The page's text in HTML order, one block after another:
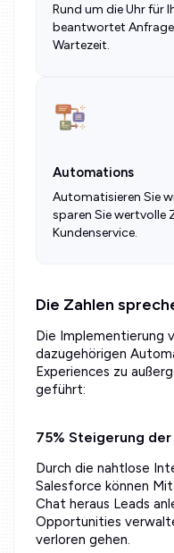
Rund um die Uhr für
beantwortet
Wartezeit.
Automations
Automatisieren Sie
sparen Sie wertvolle
Kundenservice.
Die Zahlen
Die Implementierung
dazugehörigen
Experiences zu
geführt:
75% Steigerung
Durch die nahtlose
Salesforce können
Chat heraus Leads
Opportunities
verloren gehen.